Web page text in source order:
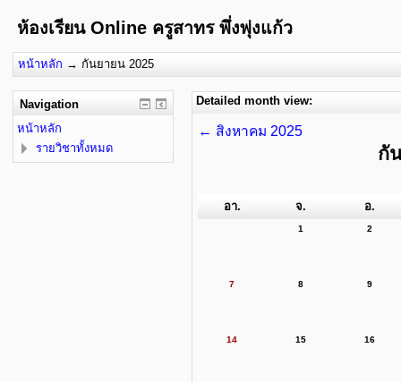
ห้องเรียน Online ครูสาทร พึ่งพุ่งแก้ว
หน้าหลัก → กันยายน 2025
Detailed month view:
← สิงหาคม 2025
กั
อา. จ. อ.
1 2
7 8 9
14 15 16
Navigation
หน้าหลัก
รายวิชาทั้งหมด